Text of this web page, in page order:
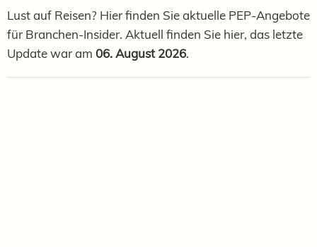
Lust auf Reisen? Hier finden Sie aktuelle PEP-Angebote
für Branchen-Insider. Aktuell finden Sie hier, das letzte
Update waram 06. August 2026.